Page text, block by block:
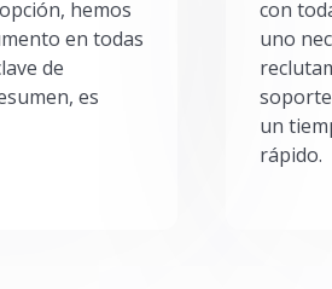
hemos
en todas
de
es
con
uno
un
rápido.